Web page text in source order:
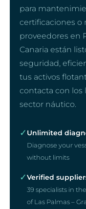
para
certificaciones o
proveedores en
Canaria están
seguridad,
tus activos
contacta con los
sector náutico.
✓ Unlimited
Diagnose your
without limits
✓Verified
39 specialists in
of Las Palmas –